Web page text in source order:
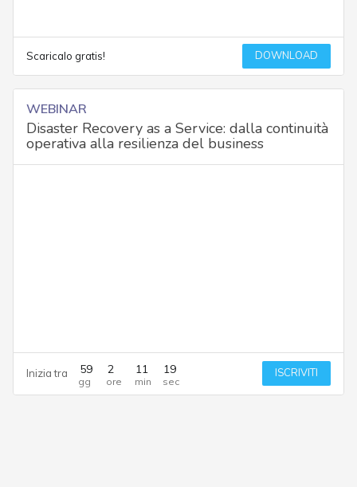
Scaricalo gratis! DOWNLOAD
WEBINAR
Disaster Recovery as a Service: dalla continuità
operativa alla resilienza del business
Inizia tra 59 2 11 18 ISCRIVITI